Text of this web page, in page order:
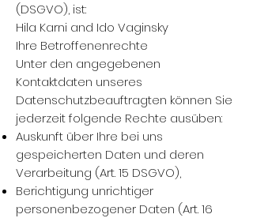
(DSGVO), ist:
Hila Karni and Ido Vaginsky
Ihre Betroffenenrechte
Unter den angegebenen
Kontaktdaten unseres
Datenschutzbeauftragten können Sie
jederzeit folgende Rechte ausüben:
Auskunft über Ihre bei uns
gespeicherten Daten und deren
Verarbeitung (Art. 15 DSGVO),
Berichtigung unrichtiger
personenbezogener Daten (Art. 16